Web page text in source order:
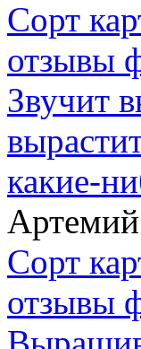
Сорт
отзывы
Звучит
какие-
Сорт
отзывы